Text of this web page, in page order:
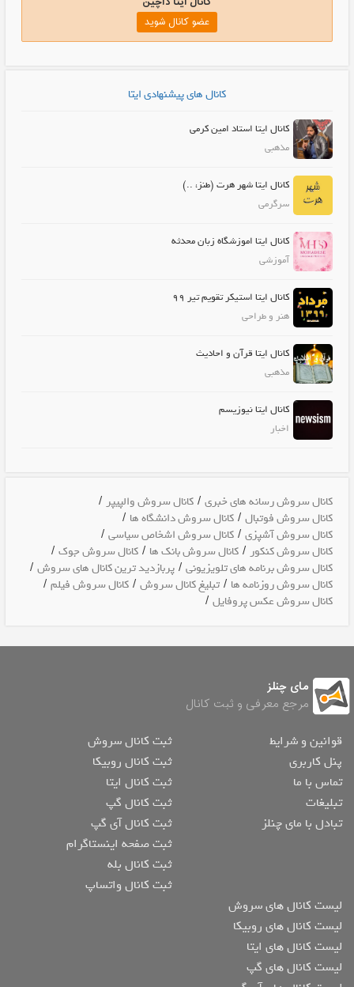
عضو کانال شوید
کانال های پیشنهادی ایتا
کانال ایتا استاد امین کرمی
مذهبی
کانال ایتا شهر هرت (طنز، ..)
سرگرمی
کانال ایتا اموزشگاه زبان محدثه
آموزشی
کانال ایتا استیکر تقویم تیر 99
هنر و طراحی
کانال ایتا قرآن و احادیث
مذهبی
کانال ایتا نیوزیسم
اخبار
کانال سروش رسانه های خبری /کانال سروش والپیپر /
کانال سروش فوتبال /کانال سروش دانشگاه ها /
کانال سروش آشپزی /کانال سروش اشخاص سیاسی /
کانال سروش کنکور /کانال سروش بانک ها /کانال سروش جوک /
کانال سروش برنامه های تلویزیونی /پربازدید ترین کانال های سروش /
کانال سروش روزنامه ها /تبلیغ کانال سروش /کانال سروش فیلم /
کانال سروش عکس پروفایل /
مای چنلز
مرجع معرفی و ثبت کانال
قوانین و شرایط
پنل کاربری
تماس با ما
تبلیغات
تبادل با مای چنلز
ثبت کانال سروش
ثبت کانال روبیکا
ثبت کانال ایتا
ثبت کانال گپ
ثبت کانال آی گپ
ثبت صفحه اینستاگرام
ثبت کانال بله
ثبت کانال واتساپ
لیست کانال های سروش
لیست کانال های روبیکا
لیست کانال های ایتا
لیست کانال های گپ